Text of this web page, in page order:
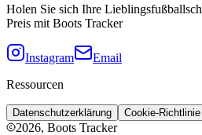
Holen Sie sich Ihre
Preis mit Boots Tracker
Instagram
Email
Ressourcen
Datenschutzerklärung Cookie-Richtlinie
2026, Boots Tracker